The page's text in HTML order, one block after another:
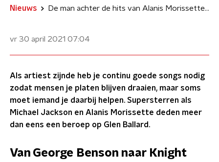
Nieuws De man achter de hits van Alanis Morissette en Anastacia
vr 30 april 2021 07:04
Als artiest zijnde heb je continu goede songs nodig
zodat mensen je platen blijven draaien, maar soms
moet iemand je daarbij helpen. Supersterren als
Michael Jackson en Alanis Morissette deden meer
dan eens een beroep op Glen Ballard.
Van George Benson naar Knight